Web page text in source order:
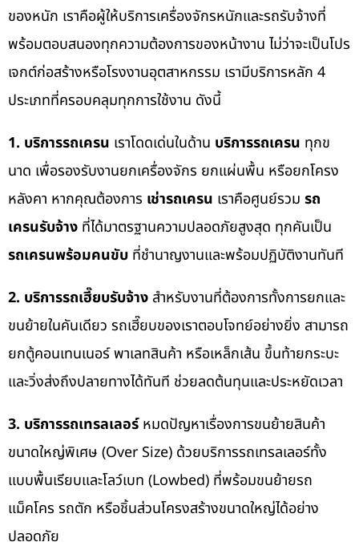
ของหนัก เราคือผู้ให้บริการเครื่องจักรหนักและรถรับจ้างที่
พร้อมตอบสนองทุกความต้องการของหน้างาน ไม่ว่าจะเป็นโปร
เจกต์ก่อสร้างหรือโรงงานอุตสาหกรรม เรามีบริการหลัก 4
ประเภทที่ครอบคลุมทุกการใช้งาน ดังนี้
1. บริการรถเครน เราโดดเด่นในด้าน บริการรถเครน ทุกข
นาด เพื่อรองรับงานยกเครื่องจักร ยกแผ่นพื้น หรือยกโครง
หลังคา หากคุณต้องการ เช่ารถเครน เราคือศูนย์รวม รถ
เครนรับจ้าง ที่ได้มาตรฐานความปลอดภัยสูงสุด ทุกคันเป็น
รถเครนพร้อมคนขับ ที่ชำนาญงานและพร้อมปฏิบัติงานทันที
2. บริการรถเฮี๊ยบรับจ้าง สำหรับงานที่ต้องการทั้งการยกและ
ขนย้ายในคันเดียว รถเฮี๊ยบของเราตอบโจทย์อย่างยิ่ง สามารถ
ยกตู้คอนเทนเนอร์ พาเลทสินค้า หรือเหล็กเส้น ขึ้นท้ายกระบะ
และวิ่งส่งถึงปลายทางได้ทันที ช่วยลดต้นทุนและประหยัดเวลา
3. บริการรถเทรลเลอร์หมดปัญหาเรื่องการขนย้ายสินค้า
ขนาดใหญ่พิเศษ (Over Size) ด้วยบริการรถเทรลเลอร์ทั้ง
แบบพื้นเรียบและโลว์เบท (Lowbed) ที่พร้อมขนย้ายรถ
แม็คโคร รถตัก หรือชิ้นส่วนโครงสร้างขนาดใหญ่ได้อย่าง
ปลอดภัย